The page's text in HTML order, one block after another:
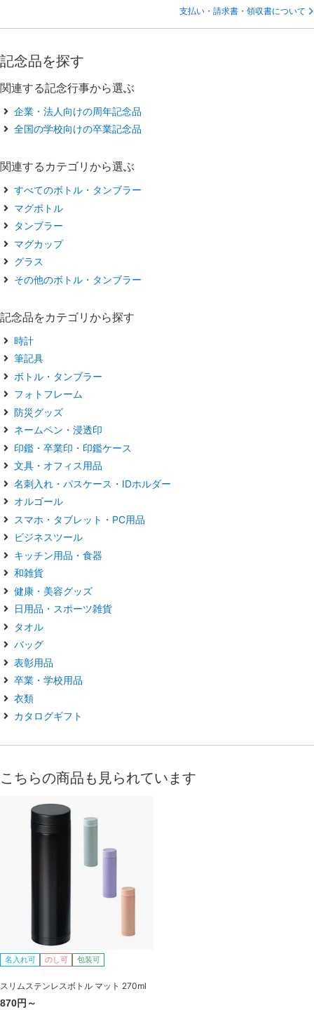
支払い・請求書・領収書について
記念品を探す
関連する記念行事から選ぶ
企業・法人向けの周年記念品
全国の学校向けの卒業記念品
関連するカテゴリから選ぶ
すべてのボトル・タンブラー
マグボトル
タンブラー
マグカップ
グラス
その他のボトル・タンブラー
記念品をカテゴリから探す
時計
筆記具
ボトル・タンブラー
フォトフレーム
防災グッズ
ネームペン・浸透印
印鑑・卒業印・印鑑ケース
文具・オフィス用品
名刺入れ・パスケース・IDホルダー
オルゴール
スマホ・タブレット・PC用品
ビジネスツール
キッチン用品・食器
和雑貨
健康・美容グッズ
日用品・スポーツ雑貨
タオル
バッグ
表彰用品
卒業・学校用品
衣類
カタログギフト
こちらの商品も見られています
名入れ可 のし可 包装可
スリムステンレスボトル マット 270ml
870円～